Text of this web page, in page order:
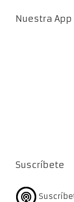
Nuestra App
Suscríbete